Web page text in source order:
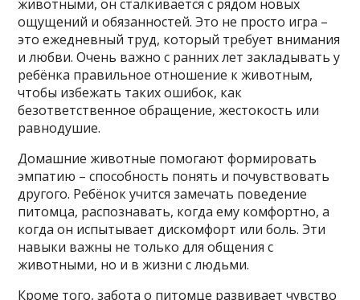
животными, он сталкивается с рядом новых
ощущений и обязанностей. Это не просто игра –
это ежедневный труд, который требует внимания
и любви. Очень важно с ранних лет закладывать у
ребёнка правильное отношение к животным,
чтобы избежать таких ошибок, как
безответственное обращение, жестокость или
равнодушие.
Домашние животные помогают формировать
эмпатию – способность понять и почувствовать
другого. Ребёнок учится замечать поведение
питомца, распознавать, когда ему комфортно, а
когда он испытывает дискомфорт или боль. Эти
навыки важны не только для общения с
животными, но и в жизни с людьми.
Кроме того, забота о питомце развивает чувство